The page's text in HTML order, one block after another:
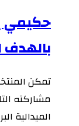
حكيمي
تمكن
مشاركته
الميدالية